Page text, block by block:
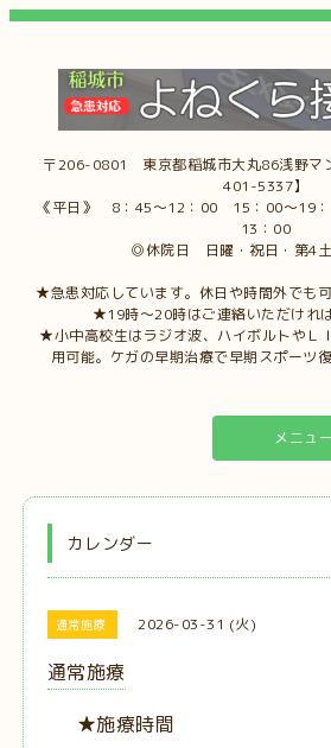
〒206-0801 東京都稲城市大丸86浅野
401-5337】
《平日》 8：45～12：00 15：00～19
13：00
◎休院日 日曜・祝日・第4
★急患対応しています。休日や時間外でも
★19時～20時はご連絡いただけれ
★小中高校生はラジオ波、ハイボルトやＬ
用可能。ケガの早期治療で早期スポーツ
メニュー
カレンダー
通常施療 2026-03-31 (火)
通常施療
★施療時間